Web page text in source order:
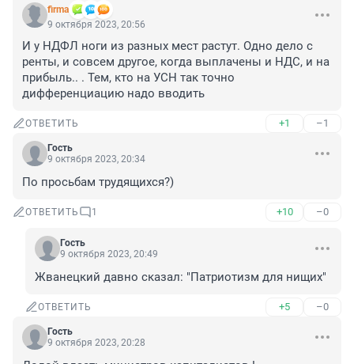
firma
9 октября 2023, 20:56
И у НДФЛ ноги из разных мест растут. Одно дело с
ренты, и совсем другое, когда выплачены и НДС, и на
прибыль.. . Тем, кто на УСН так точно
дифференциацию надо вводить
ОТВЕТИТЬ +1 –1
Гость
9 октября 2023, 20:34
По просьбам трудящихся?)
ОТВЕТИТЬ 1 +10 –0
Гость
9 октября 2023, 20:49
Жванецкий давно сказал: "Патриотизм для нищих"
ОТВЕТИТЬ +5 –0
Гость
9 октября 2023, 20:28